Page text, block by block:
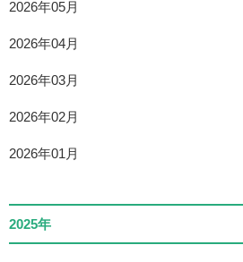
2026年05月
2026年04月
2026年03月
2026年02月
2026年01月
2025年